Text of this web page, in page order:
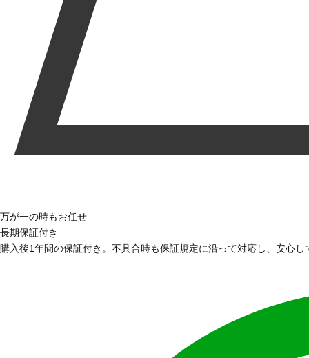
万が一の時もお任せ
長期保証付き
購入後1年間の保証付き。不具合時も保証規定に沿って対応し、安心